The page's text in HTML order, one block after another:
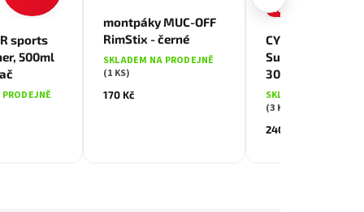
sports
500ml
montpáky MUC-OFF
RimStix - černé
SKLADEM NA PRODEJNĚ
(1 KS)
170 Kč
AKCE
CYKLOSTAR
Suspension lube,
300ml sprej
SKLADEM NA
(3 KS)
240 Kč